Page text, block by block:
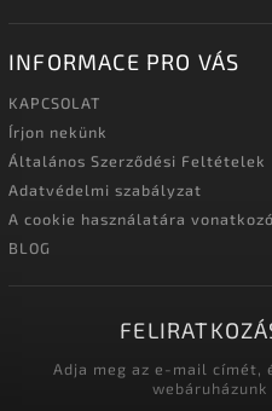
INFORMACE PRO VÁS
KAPCSOLAT
Írjon nekünk
Általános Szerződési Feltételek
Adatvédelmi szabályzat
A cookie használatára
BLOG
Adja meg az e-mail címét,